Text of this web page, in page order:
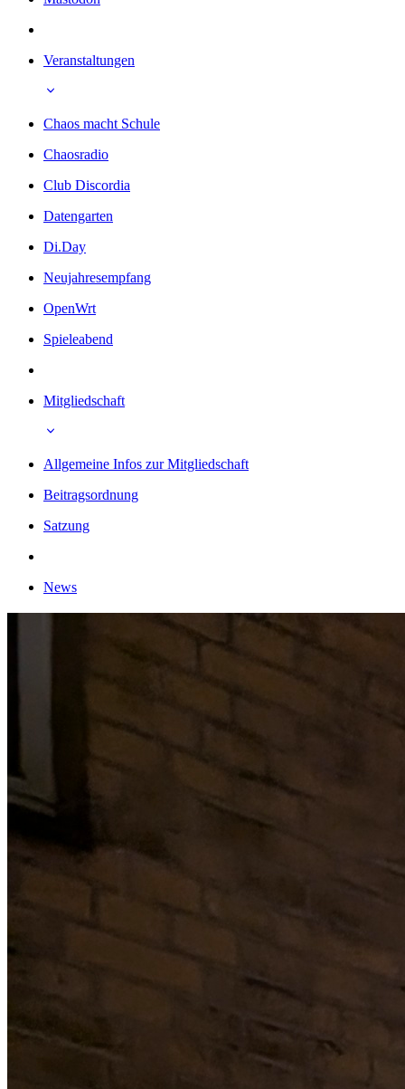
Veranstaltungen
Chaos macht Schule
Chaosradio
Club Discordia
Datengarten
Di.Day
Neujahresempfang
OpenWrt
Spieleabend
Mitgliedschaft
Allgemeine Infos zur Mitgliedschaft
Beitragsordnung
Satzung
News